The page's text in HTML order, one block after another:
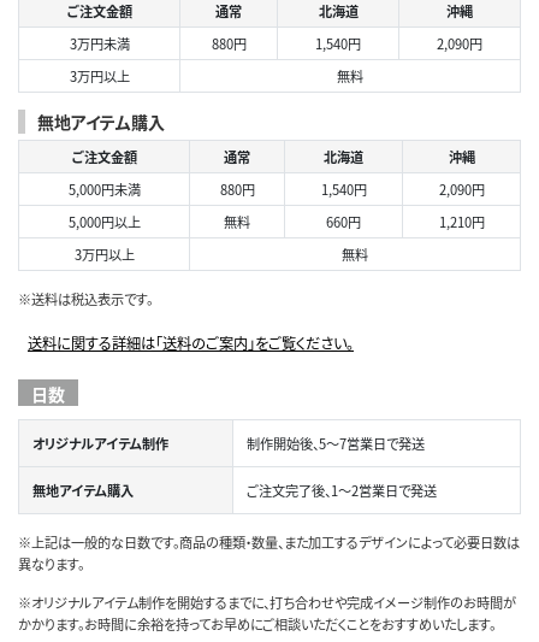
ご注文金額 通常 北海道
沖縄
3万円未満
880円 1,540円
2,090円
3万円以上
無料
無地アイテム購入
ご注文金額 通常 北海道
沖縄
5,000円未満
880円 1,540円
2,090円
5,000円以上
無料 660円
1,210円
3万円以上
無料
※送料は税込表示です。
送料に関する詳細は「送料のご案内」をご覧ください。
日数
オリジナルアイテム制作 制作開始後、5～7営業日で発送
無地アイテム購入 ご注文完了後、1～2営業日で発送
※上記は一般的な日数です。商品の種類・数量、また加工するデザインによって必要日数は
異なります。
※オリジナルアイテム制作を開始するまでに、打ち合わせや完成イメージ制作のお時間が
かかります。お時間に余裕を持ってお早めにご相談いただくことをおすすめいたします。